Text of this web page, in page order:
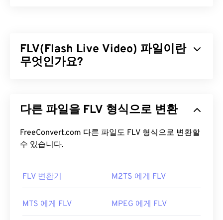
맷입니다. 타사 프로그램을 사용하면 챕터, 캡션, 자
막, 메뉴, 스트리밍, 첨부 파일 및 3D 컨테이너를 지
Microsoft는 다운로드 가능한 무료 AVI 뷰어를
합니다. AVI 파일을 보는 또 다른 방법은 운영 체제와
호환되는Microsoft Windows Media Player
플레이어도 지원합니다. AVI 파일이 열리지 않으면
Microsoft
FLV(Flash Live Video) 파일이란
무엇인가요?
고품질의 동기화가 잘 된 멀티미디어 콘텐츠를 제공
므로코덱을사용하여 파일 크기를 압축합니다. FLV
는 ISO 기반 미디어 파일 형식이라고도 하는 개방형
다른 파일을 FLV 형식으로 변환
FreeConvert.com 다른 파일도 FLV 형식으로 변환할
수 있습니다.
FLV 변환기 M2TS 에게 FLV
MTS 에게 FLV MPEG 에게 FLV